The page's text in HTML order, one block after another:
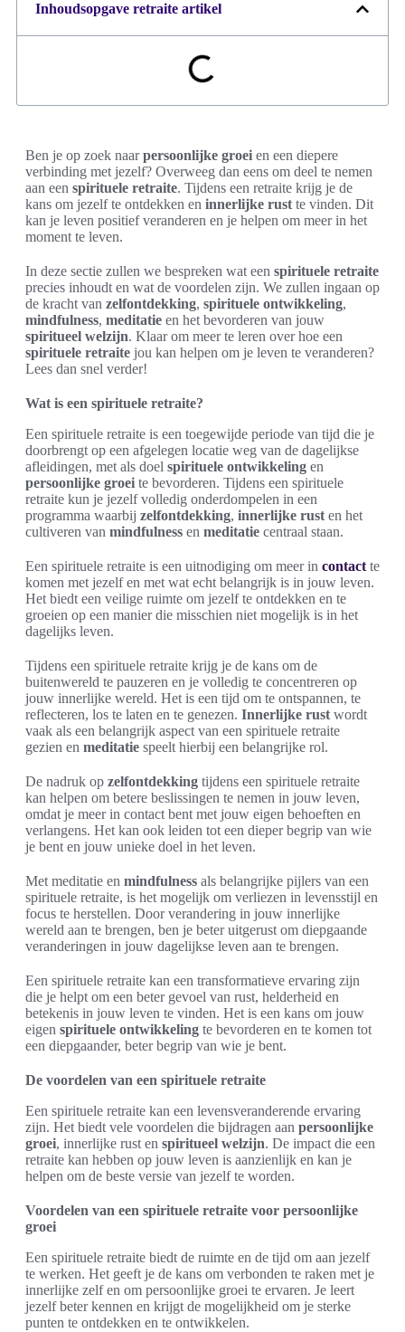
Inhoudsopgave retraite artikel
Ben je op zoek naarpersoonlijke groei en een diepere
verbinding met jezelf? Overweeg dan eens om deel te nemen
aan een spirituele retraite. Tijdens een retraite krijg je de
kans om jezelf te ontdekken en innerlijke rust te vinden. Dit
kan je leven positief veranderen en je helpen om meer in het
moment te leven.
In deze sectie zullen we bespreken wat een spirituele retraite
precies inhoudt en wat de voordelen zijn. We zullen ingaan op
de kracht van zelfontdekking, spirituele ontwikkeling,
mindfulness, meditatie en het bevorderen van jouw
spiritueel welzijn. Klaar om meer te leren over hoe een
spirituele retraite jou kan helpen om je leven te veranderen?
Lees dan snel verder!
Wat is een spirituele retraite?
Een spirituele retraite is een toegewijde periode van tijd die je
doorbrengt op een afgelegen locatie weg van de dagelijkse
afleidingen, met als doel spirituele ontwikkeling en
persoonlijke groei te bevorderen. Tijdens een spirituele
retraite kun je jezelf volledig onderdompelen in een
programma waarbij zelfontdekking, innerlijke rust en het
cultiveren van mindfulness en meditatie centraal staan.
Een spirituele retraite is een uitnodiging om meer in contact te
komen met jezelf en met wat echt belangrijk is in jouw leven.
Het biedt een veilige ruimte om jezelf te ontdekken en te
groeien op een manier die misschien niet mogelijk is in het
dagelijks leven.
Tijdens een spirituele retraite krijg je de kans om de
buitenwereld te pauzeren en je volledig te concentreren op
jouw innerlijke wereld. Het is een tijd om te ontspannen, te
reflecteren, los te laten en te genezen. Innerlijke rust wordt
vaak als een belangrijk aspect van een spirituele retraite
gezien en meditatie speelt hierbij een belangrijke rol.
De nadruk op zelfontdekking tijdens een spirituele retraite
kan helpen om betere beslissingen te nemen in jouw leven,
omdat je meer in contact bent met jouw eigen behoeften en
verlangens. Het kan ook leiden tot een dieper begrip van wie
je bent en jouw unieke doel in het leven.
Met meditatie en mindfulness als belangrijke pijlers van een
spirituele retraite, is het mogelijk om verliezen in levensstijl en
focus te herstellen. Door verandering in jouw innerlijke
wereld aan te brengen, ben je beter uitgerust om diepgaande
veranderingen in jouw dagelijkse leven aan te brengen.
Een spirituele retraite kan een transformatieve ervaring zijn
die je helpt om een beter gevoel van rust, helderheid en
betekenis in jouw leven te vinden. Het is een kans om jouw
eigen spirituele ontwikkeling te bevorderen en te komen tot
een diepgaander, beter begrip van wie je bent.
De voordelen van een spirituele retraite
Een spirituele retraite kan een levensveranderende ervaring
zijn. Het biedt vele voordelen die bijdragen aan persoonlijke
groei, innerlijke rust en spiritueel welzijn. De impact die een
retraite kan hebben op jouw leven is aanzienlijk en kan je
helpen om de beste versie van jezelf te worden.
Voordelen van een spirituele retraite voor persoonlijke
groei
Een spirituele retraite biedt de ruimte en de tijd om aan jezelf
te werken. Het geeft je de kans om verbonden te raken met je
innerlijke zelf en om persoonlijke groei te ervaren. Je leert
jezelf beter kennen en krijgt de mogelijkheid om je sterke
punten te ontdekken en te ontwikkelen.